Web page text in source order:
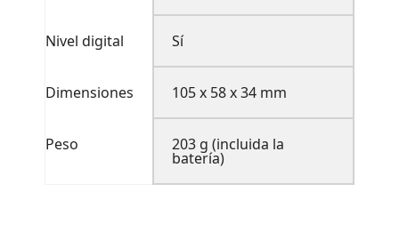
Nivel digital Sí
Dimensiones 105 x 58 x 34 mm
Peso 203 g (incluida la
batería)